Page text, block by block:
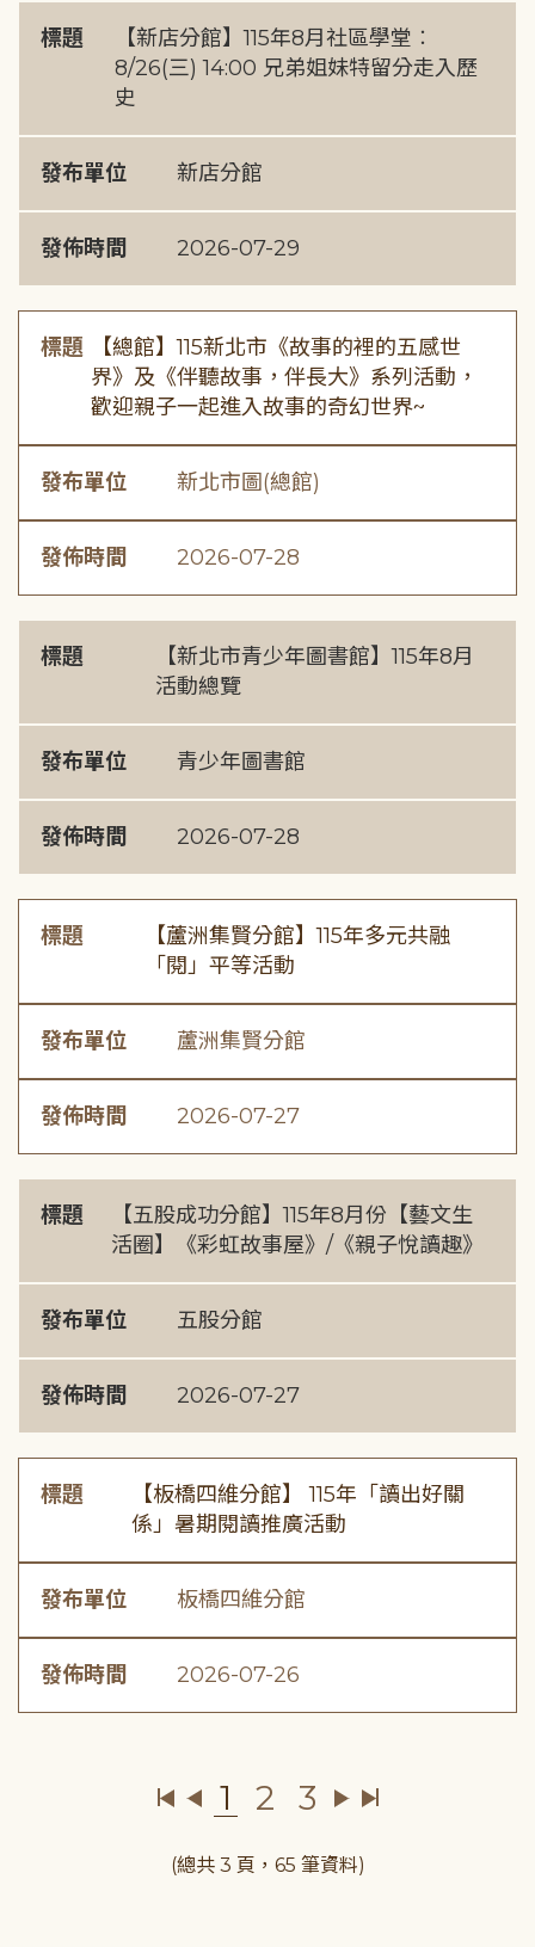
標題
【新店分館】115年8月社區學堂︰
8/26(三) 14:00 兄弟姐妹特留分走入歷
史
發布單位 新店分館
發佈時間 2026-07-29
標題
【總館】115新北市《故事的裡的五感世
界》及《伴聽故事，伴長大》系列活動，
歡迎親子一起進入故事的奇幻世界~
發布單位 新北市圖(總館)
發佈時間 2026-07-28
標題
【新北市青少年圖書館】115年8月
活動總覽
發布單位 青少年圖書館
發佈時間 2026-07-28
標題
【蘆洲集賢分館】115年多元共融
「閱」平等活動
發布單位 蘆洲集賢分館
發佈時間 2026-07-27
標題
【五股成功分館】115年8月份【藝文生
活圈】《彩虹故事屋》/《親子悅讀趣》
發布單位 五股分館
發佈時間 2026-07-27
標題
【板橋四維分館】 115年「讀出好關
係」暑期閱讀推廣活動
發布單位 板橋四維分館
發佈時間 2026-07-26
1 2 3
(總共 3 頁，65 筆資料)